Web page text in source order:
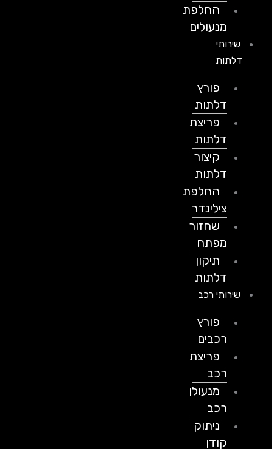
החלפת
מנעולים
שירותי
דלתות
פורץ
דלתות
פריצת
דלתות
קיצור
דלתות
החלפת
צילינדר
שחזור
מפתח
תיקון
דלתות
שירותי רכב
פורץ
רכבים
פריצת
מנעולן
ניתוק